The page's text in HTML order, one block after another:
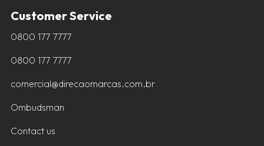
Customer Service
0800 177 7777
0800 177 7777
comercial@direcaomarcas.com.br
Ombudsman
Contact us